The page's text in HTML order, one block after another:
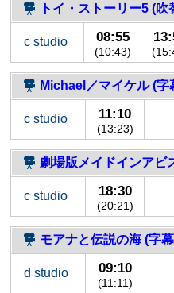
トイ・ストーリー5 (吹
c studio 08:55
(10:43)
Michael／マイケル (字
c studio 11:10
(13:23)
劇場版メイドインアビ
c studio 18:30
(20:21)
モアナと伝説の海 (字
d studio 09:10
(11:11)